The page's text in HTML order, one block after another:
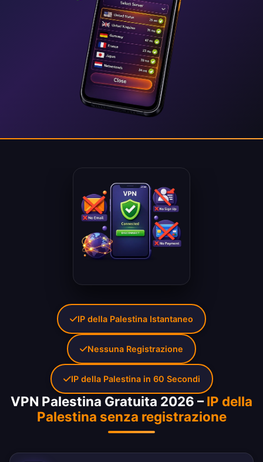
VPN Palestina Gratuita 2026 –IP della
Palestina senza registrazione
IP della Palestina Istantaneo
Nessuna Registrazione
IP della Palestina in 60 Secondi